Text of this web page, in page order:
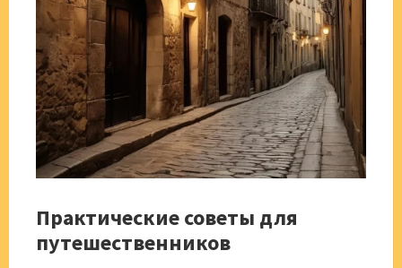
Практические советы для
путешественников